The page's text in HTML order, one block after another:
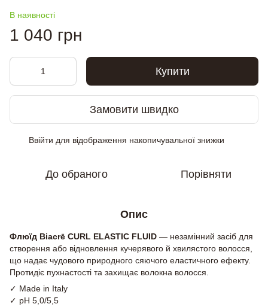
В наявності
1 040 грн
Купити
Замовити швидко
Ввійти для відображення накопичувальної знижки
До обраного Порівняти
Опис
Флюїд Biacrē CURL ELASTIC FLUID — незамінний засіб для
створення або відновлення кучерявого й хвилястого волосся,
що надає чудового природного сяючого еластичного ефекту.
Протидіє пухнастості та захищає волокна волосся.
✓ Made in Italy
✓ pH 5,0/5,5